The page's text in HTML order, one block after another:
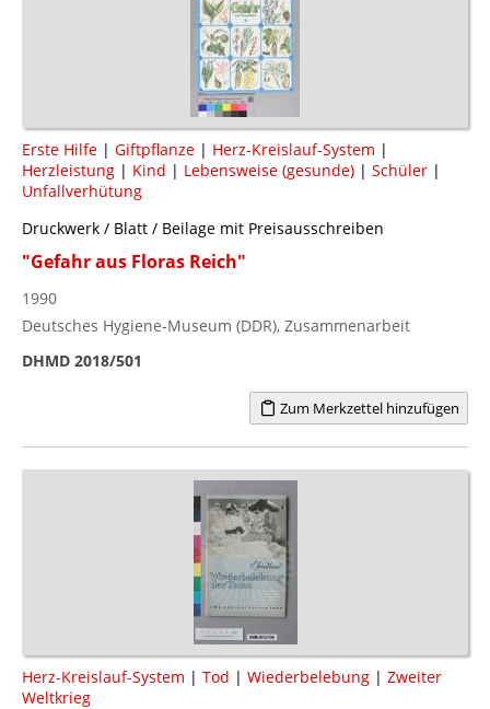
Erste Hilfe | Giftpflanze | Herz-Kreislauf-System |
Herzleistung | Kind | Lebensweise (gesunde) | Schüler |
Unfallverhütung
Druckwerk / Blatt / Beilage mit Preisausschreiben
"Gefahr aus Floras Reich"
1990
Deutsches Hygiene-Museum (DDR), Zusammenarbeit
DHMD 2018/501
Zum Merkzettel hinzufügen
Herz-Kreislauf-System | Tod | Wiederbelebung | Zweiter
Weltkrieg